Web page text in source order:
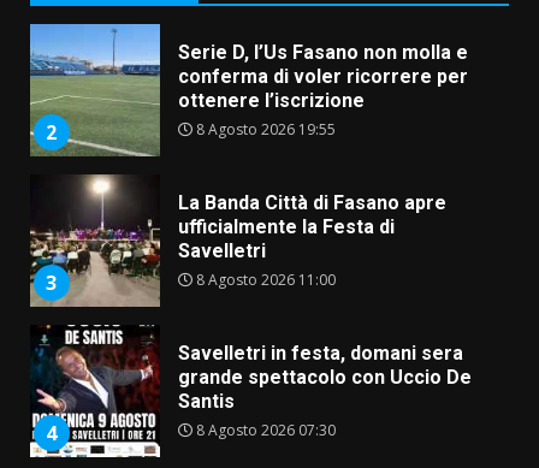
3
La Banda Città di Fasano apre
ufficialmente la Festa di
Savelletri
8 Agosto 2026 11:00
4
Savelletri in festa, domani sera
grande spettacolo con Uccio De
Santis
8 Agosto 2026 07:30
5
Politiche Giovanili e Mobilità
Sostenibile: premiati gli studenti
universitari del bando “La strada
giusta”
8 Agosto 2026 07:15